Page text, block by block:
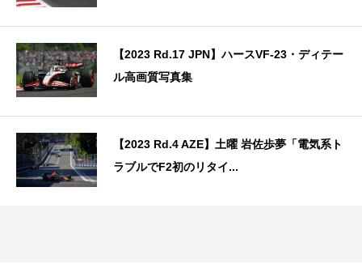
【2023 Rd.17 JPN】ハースVF-23・ディテー
ル高画質写真集
【2023 Rd.4 AZE】土曜 岩佐歩夢「電気系ト
ラブルでF2初のリタイ...